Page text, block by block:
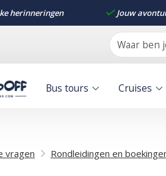
herinneringen Jouw
Bus tours Cruises
vragen Rondleidingen en